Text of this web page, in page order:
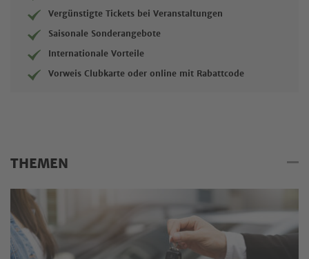
Vergünstigte Tickets bei Veranstaltungen
Saisonale Sonderangebote
Internationale Vorteile
Vorweis Clubkarte oder online mit Rabattcode
THEMEN
Themen